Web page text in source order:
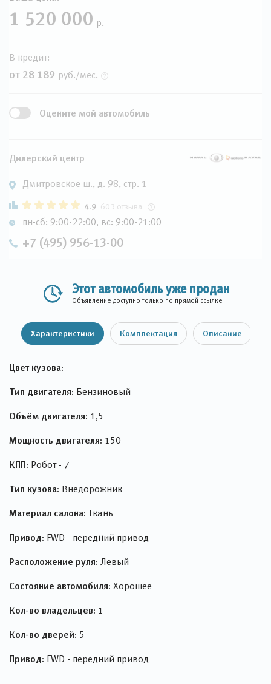
1 520 000 р.
В кредит:
от 28 189 руб./мес.
Оцените мой автомобиль
Дилерский центр
Дмитровское ш., д. 98, стр. 1
4.9 603 отзыва
пн-сб: 9:00-22:00, вс: 9:00-21:00
+7 (495) 956-13-00
Этот автомобиль уже продан
Объявление доступно только по прямой ссылке
Характеристики Комплектация Описание
Цвет кузова:
Тип двигателя: Бензиновый
Объём двигателя: 1,5
Мощность двигателя: 150
КПП: Робот - 7
Тип кузова: Внедорожник
Материал салона: Ткань
Привод: FWD - передний привод
Расположение руля: Левый
Состояние автомобиля: Хорошее
Кол-во владельцев: 1
Кол-во дверей: 5
Привод: FWD - передний привод